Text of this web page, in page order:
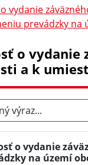
vydanie
prevádzky na
o vydanie
a k
výraz...
o vydanie
na území